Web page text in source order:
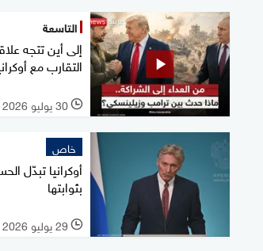
التاسعة
إلى أين تتجه
التقارب مع
l 30 يوليو 2026
خاص
أوكرانيا تبدّل
بثوابتها
l 29 يوليو 2026